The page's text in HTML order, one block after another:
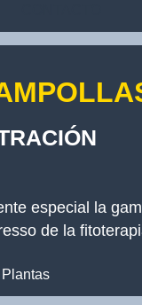
especial la
de la